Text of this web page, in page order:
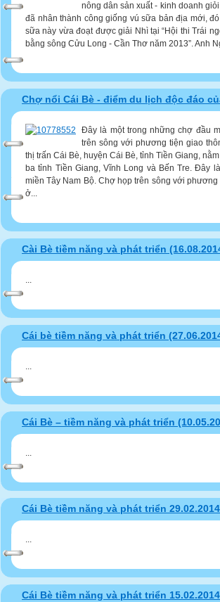
nông dân sản xuất - kinh doanh
đã nhân thành công giống vú sữa bản địa mới,
sữa này vừa đoạt được giải Nhì tại “Hội thi Trái
bằng sông Cửu Long - Cần Thơ năm 2013”. Anh
Chợ nổi Cái Bè - điểm du lịch độc đáo
Đây là một trong những chợ đầu
trên sông với phương tiện giao
thị trấn Cái Bè, huyện Cái Bè, tỉnh Tiền Giang,
ba tỉnh Tiền Giang, Vĩnh Long và Bến Tre. Đây
miền Tây Nam Bộ. Chợ họp trên sông với
ở...
Cài Bè tiềm năng và phát triển
...
Cái bè tiềm năng và phát triển
...
Cái Bè – tiềm năng và phát triển
...
Cái Bè tiềm năng và phát triển 29.02.2014
...
Cái Bè tiềm năng và phát triển 15.02.2014